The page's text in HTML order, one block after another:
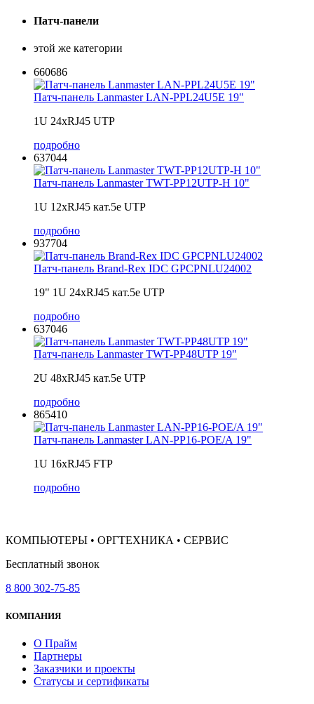
Патч-панели
этой же категории
660686
Патч-панель Lanmaster LAN-PPL24U5E 19"
1U 24xRJ45 UTP
подробно
637044
Патч-панель Lanmaster TWT-PP12UTP-H 10"
1U 12xRJ45 кат.5e UTP
подробно
937704
Патч-панель Brand-Rex IDC GPCPNLU24002
19" 1U 24xRJ45 кат.5e UTP
подробно
637046
Патч-панель Lanmaster TWT-PP48UTP 19"
2U 48xRJ45 кат.5e UTP
подробно
865410
Патч-панель Lanmaster LAN-PP16-POE/A 19"
1U 16xRJ45 FTP
подробно
КОМПЬЮТЕРЫ • ОРГТЕХНИКА • СЕРВИС
Бесплатный звонок
8 800 302-75-85
КОМПАНИЯ
О Прайм
Партнеры
Заказчики и проекты
Статусы и сертификаты